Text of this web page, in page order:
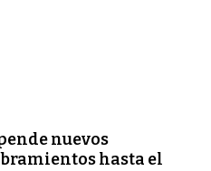
nuevos
hasta el